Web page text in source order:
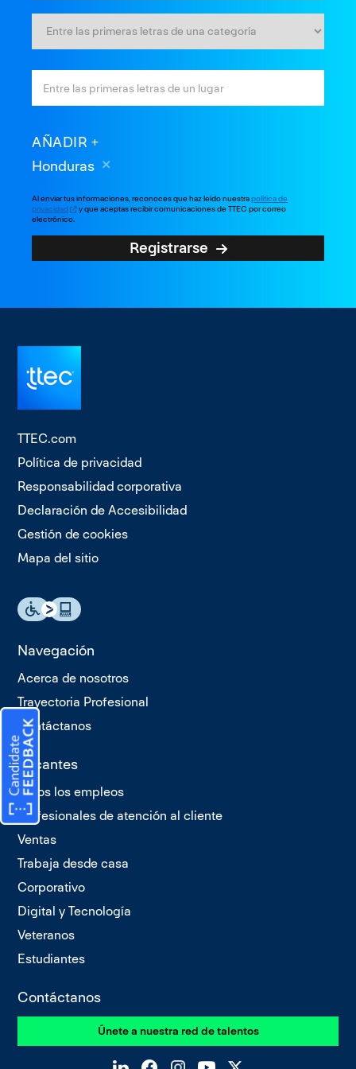
AÑADIR
Honduras
Al enviar tus informaciones, reconoces que haz leído nuestrapolítica de
privacidad
y que aceptas recibir comunicaciones de TTEC por correo
electrónico.
Registrarse
TTEC.com
Política de privacidad
Responsabilidad corporativa
Declaración de Accesibilidad
Gestión de cookies
Mapa del sitio
Navegación
Acerca de nosotros
Trayectoria Profesional
Contáctanos
Vacantes
Todos los empleos
Profesionales de atención al cliente
Ventas
Trabaja desde casa
Corporativo
Digital y Tecnología
Veteranos
Estudiantes
Contáctanos
Únete a nuestra red de talentos